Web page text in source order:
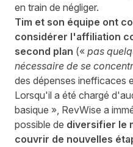
en train de négliger.
Tim et son équipe ont
considérer l'affiliation
second plan (« pas
nécessaire de se
des dépenses inefficaces
Lorsqu'il a été chargé
basique », RevWise a
possible de diversifier le
couvrir de nouvelles